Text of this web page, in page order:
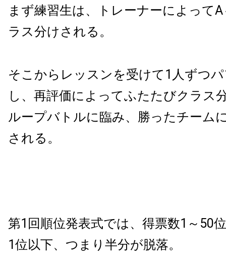
まず練習生は、トレーナーによって
ラス分けされる。
そこからレッスンを受けて1人ずつ
し、再評価によってふたたびクラス
ループバトルに臨み、勝ったチーム
される。
第1回順位発表式では、得票数1～50
1位以下、つまり半分が脱落。